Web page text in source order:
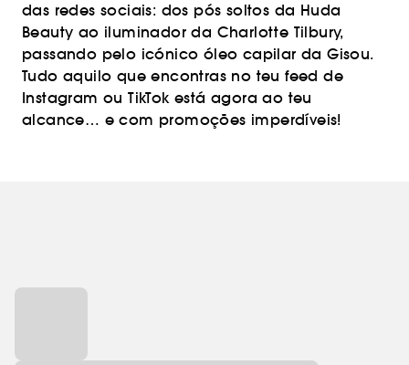
das redes sociais: dos pós soltos da Huda
Beauty ao iluminador da Charlotte Tilbury,
passando pelo icónico óleo capilar da Gisou.
Tudo aquilo que encontras no teu feed de
Instagram ou TikTok está agora ao teu
alcance… e com promoções imperdíveis!